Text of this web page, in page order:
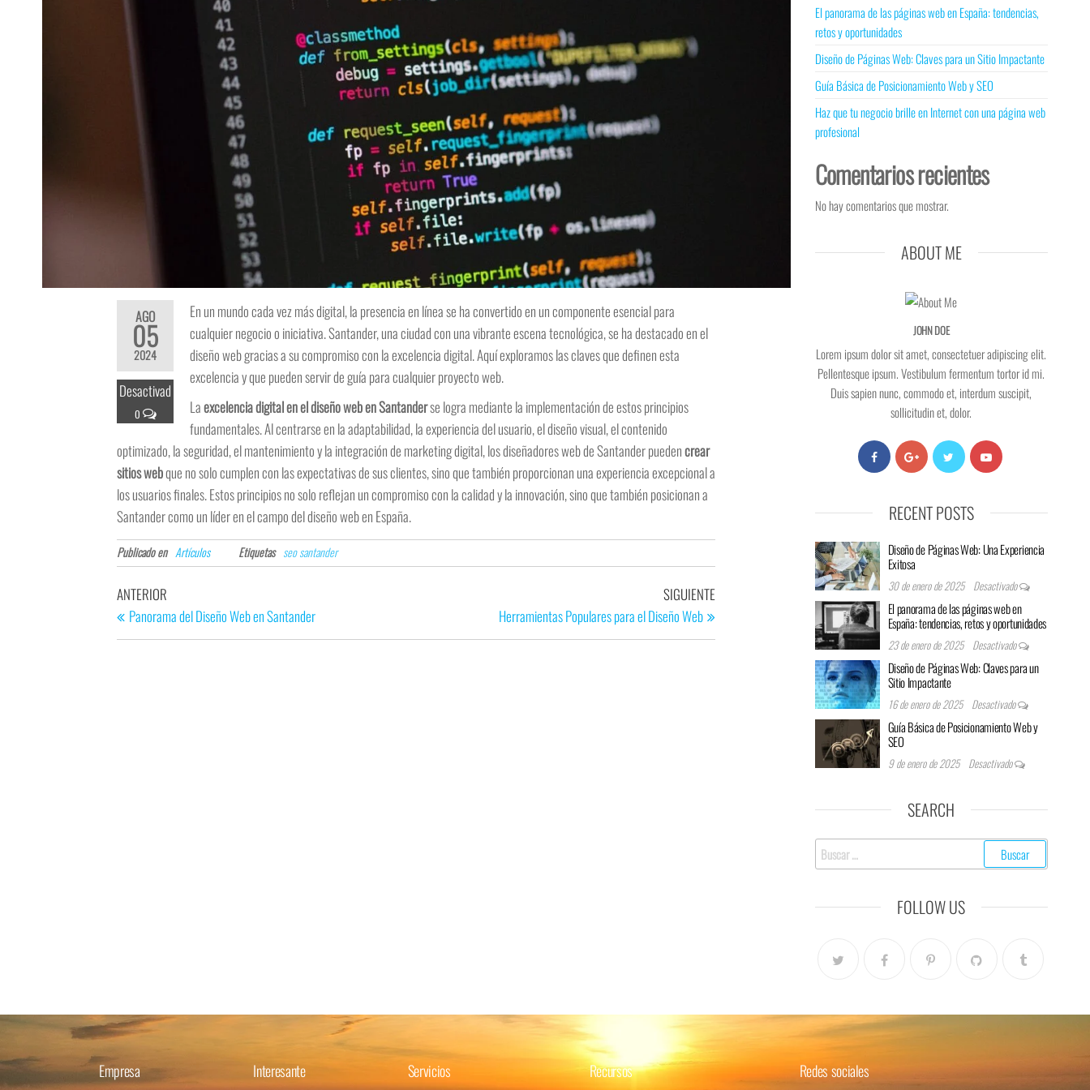
AGO
05
2024
Desactivad
o
En un mundo cada vez más digital, la presencia en línea se ha convertido en un componente esencial para
cualquier negocio o iniciativa. Santander, una ciudad con una vibrante escena tecnológica, se ha destacado en el
diseño web gracias a su compromiso con la excelencia digital. Aquí exploramos las claves que definen esta
excelencia y que pueden servir de guía para cualquier proyecto web.
Laexcelencia digital en el diseño web en Santanderse logra mediante la implementación de estos principios
fundamentales. Al centrarse en la adaptabilidad, la experiencia del usuario, el diseño visual, el contenido
optimizado, la seguridad, el mantenimiento y la integración de marketing digital, los diseñadores web de Santander puedencrear
sitios webque no solo cumplen con las expectativas de sus clientes, sino que también proporcionan una experiencia excepcional a
los usuarios finales. Estos principios no solo reflejan un compromiso con la calidad y la innovación, sino que también posicionan a
Santander como un líder en el campo del diseño web en España.
Publicado en Artículos Etiquetas seo santander
ANTERIOR
Panorama del Diseño Web en Santander
SIGUIENTE
Herramientas Populares para el Diseño Web
El panorama de las páginas web en España: tendencias,
retos y oportunidades
Diseño de Páginas Web: Claves para un Sitio Impactante
Guía Básica de Posicionamiento Web y SEO
Haz que tu negocio brille en Internet con una página web
profesional
Comentarios recientes
No hay comentarios que mostrar.
ABOUT ME
JOHN DOE
Lorem ipsum dolor sit amet, consectetuer adipiscing elit.
Pellentesque ipsum. Vestibulum fermentum tortor id mi.
Duis sapien nunc, commodo et, interdum suscipit,
sollicitudin et, dolor.
RECENT POSTS
Diseño de Páginas Web: Una Experiencia
Exitosa
30 de enero de 2025 Desactivado
El panorama de las páginas web en
España: tendencias, retos y oportunidades
23 de enero de 2025 Desactivado
Diseño de Páginas Web: Claves para un
Sitio Impactante
16 de enero de 2025 Desactivado
Guía Básica de Posicionamiento Web y
SEO
9 de enero de 2025 Desactivado
SEARCH
FOLLOW US
Empresa Interesante Servicios Recursos Redes sociales